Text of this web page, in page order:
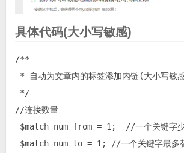
具体代码(大小写敏感)
/**
* 自动为文章内的标签添加内链(大小写敏
*/
//连接数量
$match_num_from = 1;  //一个关键字少
$match_num_to = 1; //一个关键字最多